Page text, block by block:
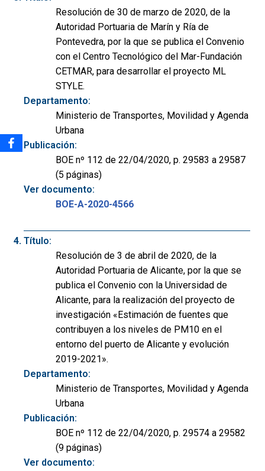
Resolución de 30 de marzo de 2020, de la
Autoridad Portuaria de Marín y Ría de
Pontevedra, por la que se publica el Convenio
con el Centro Tecnológico del Mar-Fundación
CETMAR, para desarrollar el proyecto ML
STYLE.
Departamento:
Ministerio de Transportes, Movilidad y Agenda
Urbana
Publicación:
BOE nº 112 de 22/04/2020, p. 29583 a 29587
(5 páginas)
Ver documento:
BOE-A-2020-4566
Título:
Resolución de 3 de abril de 2020, de la
Autoridad Portuaria de Alicante, por la que se
publica el Convenio con la Universidad de
Alicante, para la realización del proyecto de
investigación «Estimación de fuentes que
contribuyen a los niveles de PM10 en el
entorno del puerto de Alicante y evolución
2019-2021».
Departamento:
Ministerio de Transportes, Movilidad y Agenda
Urbana
Publicación:
BOE nº 112 de 22/04/2020, p. 29574 a 29582
(9 páginas)
Ver documento: